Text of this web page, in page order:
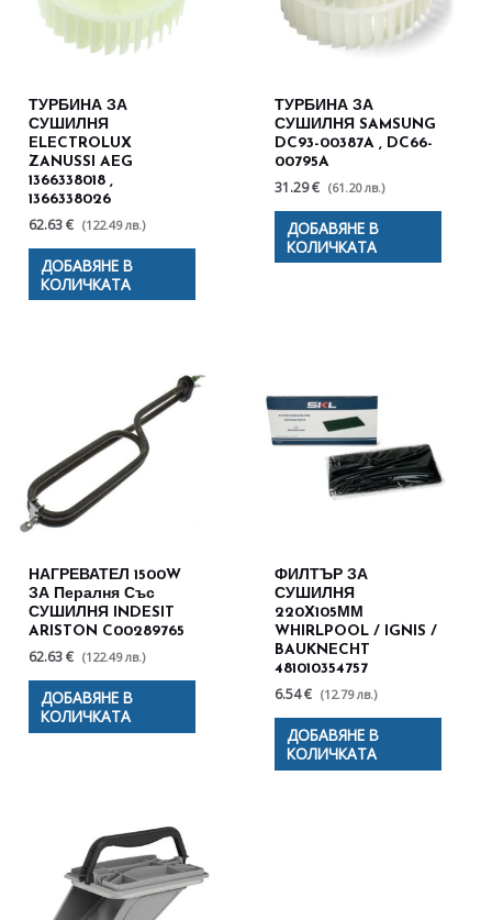
ТУРБИНА ЗА
СУШИЛНЯ
ELECTROLUX
ZANUSSI AEG
1366338018 ,
1366338026
62.63 € (122.49 лв.)
ДОБАВЯНЕ В
КОЛИЧКАТА
ТУРБИНА ЗА
СУШИЛНЯ SAMSUNG
DC93-00387A , DC66-
00795A
31.29 € (61.20 лв.)
ДОБАВЯНЕ В
КОЛИЧКАТА
НАГРЕВАТЕЛ 1500W
ЗА Пералня Със
СУШИЛНЯ INDESIT
ARISTON C00289765
62.63 € (122.49 лв.)
ДОБАВЯНЕ В
КОЛИЧКАТА
ФИЛТЪР ЗА
СУШИЛНЯ
220X105ММ
WHIRLPOOL / IGNIS /
BAUKNECHT
481010354757
6.54 € (12.79 лв.)
ДОБАВЯНЕ В
КОЛИЧКАТА